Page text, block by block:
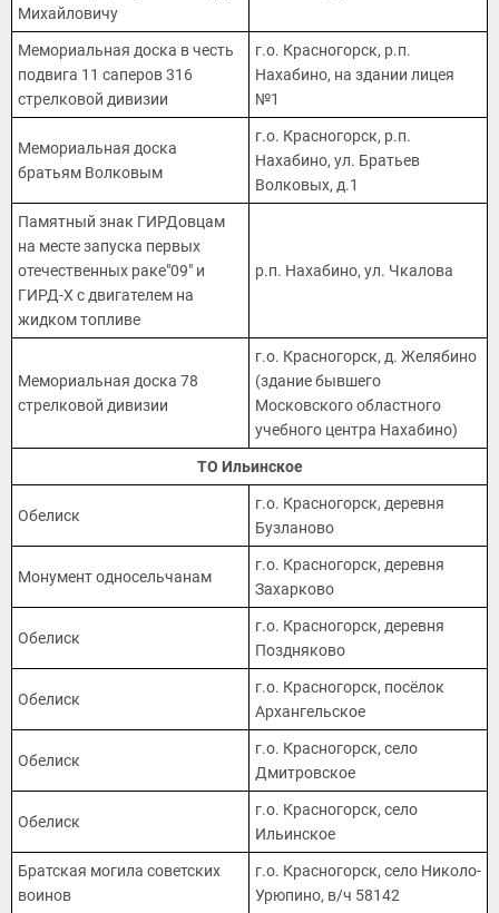
Михайловичу
Мемориальная доска в честь
подвига 11 саперов 316
стрелковой дивизии
г.о. Красногорск, р.п.
Нахабино, на здании лицея
№1
Мемориальная доска
братьям Волковым
г.о. Красногорск, р.п.
Нахабино, ул. Братьев
Волковых, д.1
Памятный знак ГИРДовцам
на месте запуска первых
отечественных раке"09" и
ГИРД-Х с двигателем на
жидком топливе
р.п. Нахабино, ул. Чкалова
Мемориальная доска 78
стрелковой дивизии
г.о. Красногорск, д. Желябино
(здание бывшего
Московского областного
учебного центра Нахабино)
ТО Ильинское
Обелиск
г.о. Красногорск, деревня
Бузланово
Монумент односельчанам
г.о. Красногорск, деревня
Захарково
Обелиск
г.о. Красногорск, деревня
Поздняково
Обелиск
г.о. Красногорск, посёлок
Архангельское
Обелиск
г.о. Красногорск, село
Дмитровское
Обелиск
г.о. Красногорск, село
Ильинское
Братская могила советских
воинов
г.о. Красногорск, село Николо-
Урюпино, в/ч 58142